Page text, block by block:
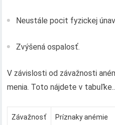
Neustále pocit fyzickej
Zvýšená ospalosť.
V závislosti od závažnosti
menia. Toto nájdete v tabuľke..
Závažnosť
Príznaky anémie